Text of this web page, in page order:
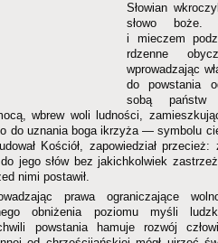
Słowian
słowo boże.
i mieczem
rdzenne
wprowadzając
do powstania
sobą państw
wbrew woli ludności,
do uznania boga ikrzyża — symbolu
Kościół, zapowiedział
jego słów bez jakichkolwiek
nimi postawił.
prawa ograniczające
obniżenia poziomu myśli
powstania hamuje rozwój